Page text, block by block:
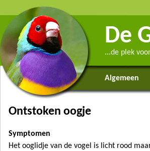
De
...de plek
Algemeen
Ontstoken oogje
Symptomen
Het ooglidje van de vogel is licht rood